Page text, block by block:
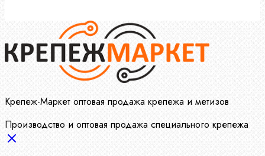
Крепеж-Маркет оптовая продажа крепежа и метизов
Производство и оптовая продажа специального крепежа